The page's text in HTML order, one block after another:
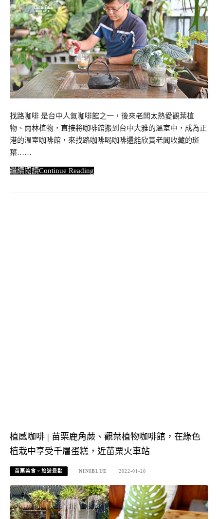
找路咖啡 是台中人氣咖啡館之一，後來老闆太熱愛觀葉植
物、雨林植物，直接將咖啡館搬到台中大雅的溫室中，成為正
港的溫室咖啡館，來找路咖啡喝咖啡還能欣賞老闆收藏的斑
葉……
Continue Reading
植感咖啡 | 苗栗鹿角蕨、觀葉植物咖啡館，在綠色
植栽中享受千層蛋糕，近苗栗火車站
苗栗美食。旅遊景點 NINIBLUE 2022-01-20